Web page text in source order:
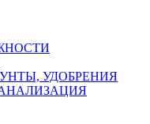
УДОБРЕНИЯ